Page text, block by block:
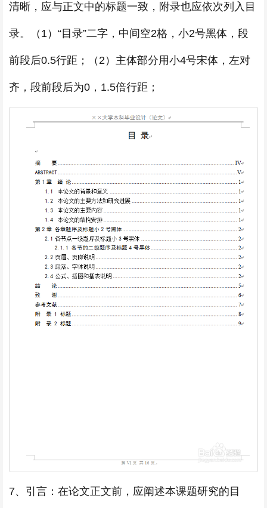
清晰，应与正文中的标题一致，附录也应依次列入目
录。（1）“目录”二字，中间空2格，小2号黑体，段
前段后0.5行距；（2）主体部分用小4号宋体，左对
齐，段前段后为0，1.5倍行距；
7、引言：在论文正文前，应阐述本课题研究的目